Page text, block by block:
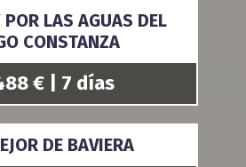
POR LAS AGUAS DEL
CONSTANZA
€ | 7 días
DE BAVIERA